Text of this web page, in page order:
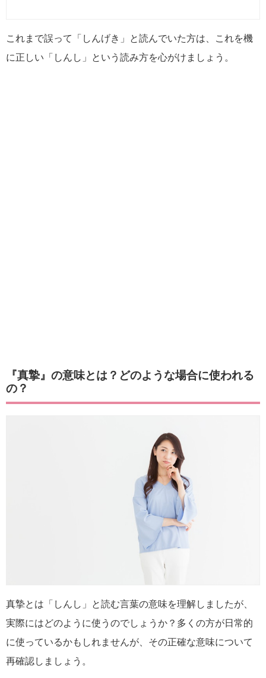
これまで誤って「しんげき」と読んでいた方は、これを機
に正しい「しんし」という読み方を心がけましょう。
『真摯』の意味とは？どのような場合に使われる
の？
真摯とは「しんし」と読む言葉の意味を理解しましたが、
実際にはどのように使うのでしょうか？多くの方が日常的
に使っているかもしれませんが、その正確な意味について
再確認しましょう。